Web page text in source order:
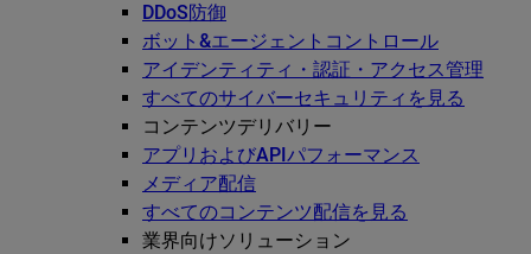
DDoS防御
ボット&エージェントコントロール
アイデンティティ・認証・アクセス管理
すべてのサイバーセキュリティを見る
コンテンツデリバリー
アプリおよびAPIパフォーマンス
メディア配信
すべてのコンテンツ配信を見る
業界向けソリューション